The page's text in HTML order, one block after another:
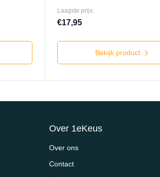
Laagste prijs:
€17,95
Bekijk product
Over 1eKeus
Over ons
Contact